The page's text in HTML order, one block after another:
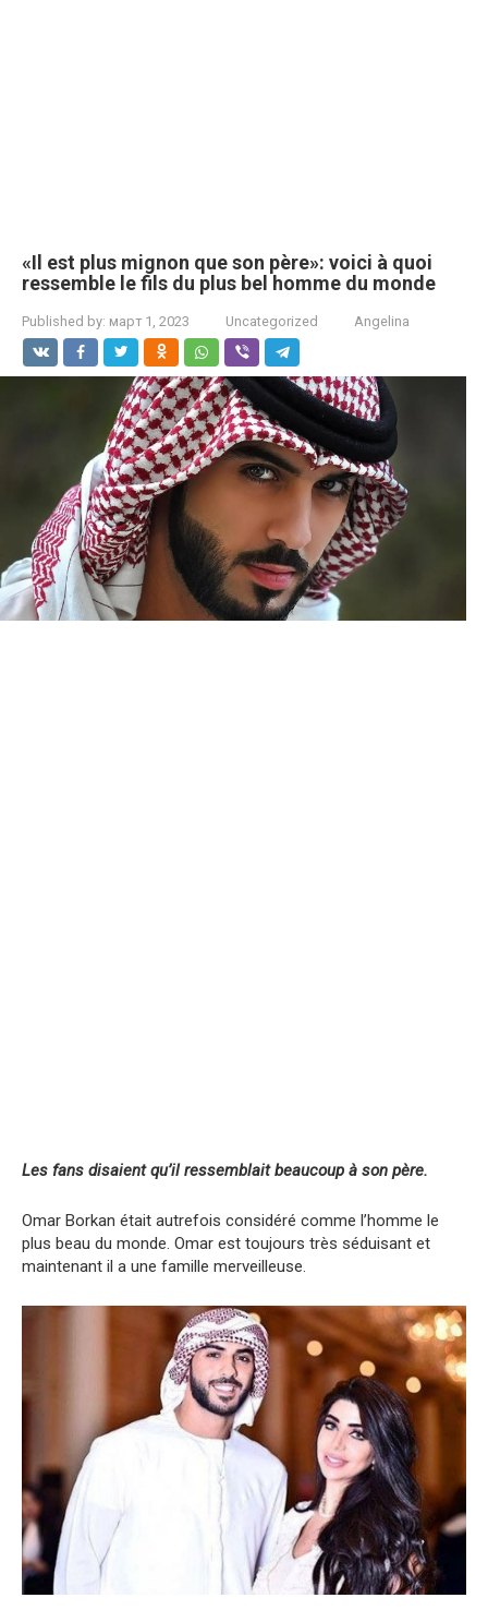
«Il est plus mignon que son père»: voici à quoi
ressemble le fils du plus bel homme du monde
Published by: март 1, 2023 Uncategorized Angelina
Les fans disaient qu’il ressemblait beaucoup à son père.
Omar Borkan était autrefois considéré comme l’homme le
plus beau du monde. Omar est toujours très séduisant et
maintenant il a une famille merveilleuse.